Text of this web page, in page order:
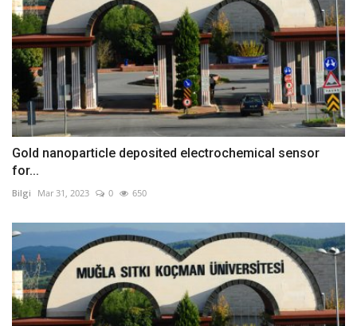
Gold nanoparticle deposited electrochemical sensor
for...
Bilgi Mar 31, 2023 0 650